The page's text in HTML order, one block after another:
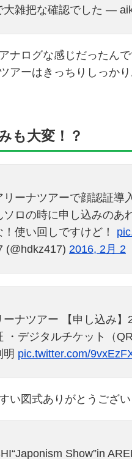
大雑把な確認でした —
ナログな感じだったん
アーはきっちりしっか
も大変！？
リーナツアーで顔認証導
ソロの時に申し込みのあ
！使い回しですけど！
2016, 2月 2
ーナツアー 【申し込み
・デジタルチケット（
明 pic.twitter.com/
い図式ありがとうござい
Show”in